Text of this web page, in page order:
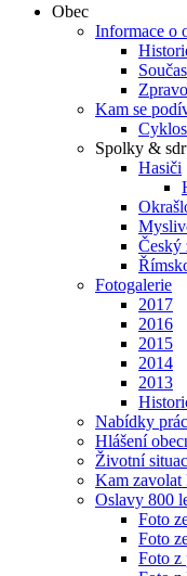
Obec
Informace o
Kam se
Spolky &
Hasiči
Český
Fotogalerie
2017
2016
2015
2014
2013
Nabídky
Hlášení
Životní
Kam zavolat
Oslavy 800
Foto
Foto
Foto z